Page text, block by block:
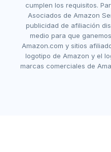
cumplen los requisitos.
Asociados de Amazon
publicidad de afiliación
medio para que
Amazon.com y sitios
logotipo de Amazon y el
marcas comerciales de